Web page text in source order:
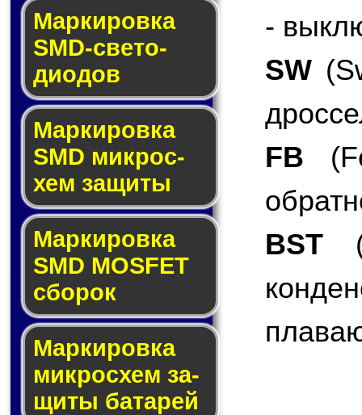
Маркировка
SMD-све­то­
дио­дов
Мар­ки­ров­ка
SMD мик­рос­
хем защиты
Мар­ки­ров­ка
SMD MOSFET
сбо­рок
Мар­ки­ров­ка
мик­ро­схем за­
щи­ты ба­та­рей
-
SW
FB
BST